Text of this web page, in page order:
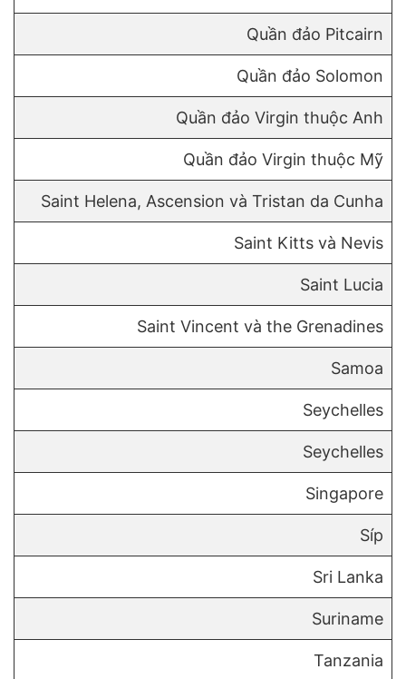
Quần đảo Pitcairn
Quần đảo Solomon
Quần đảo Virgin thuộc Anh
Quần đảo Virgin thuộc Mỹ
Saint Helena, Ascension và Tristan da Cunha
Saint Kitts và Nevis
Saint Lucia
Saint Vincent và the Grenadines
Samoa
Seychelles
Seychelles
Singapore
Síp
Sri Lanka
Suriname
Tanzania